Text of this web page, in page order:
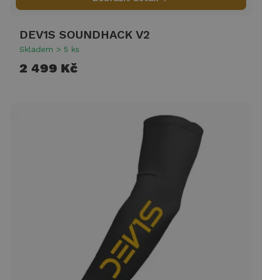
DEV1S SOUNDHACK V2
Skladem > 5 ks
2 499 Kč